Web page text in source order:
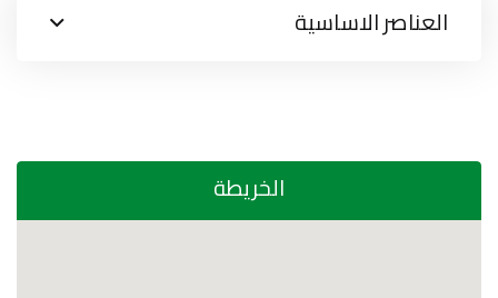
العناصر الاساسية
الخريطة